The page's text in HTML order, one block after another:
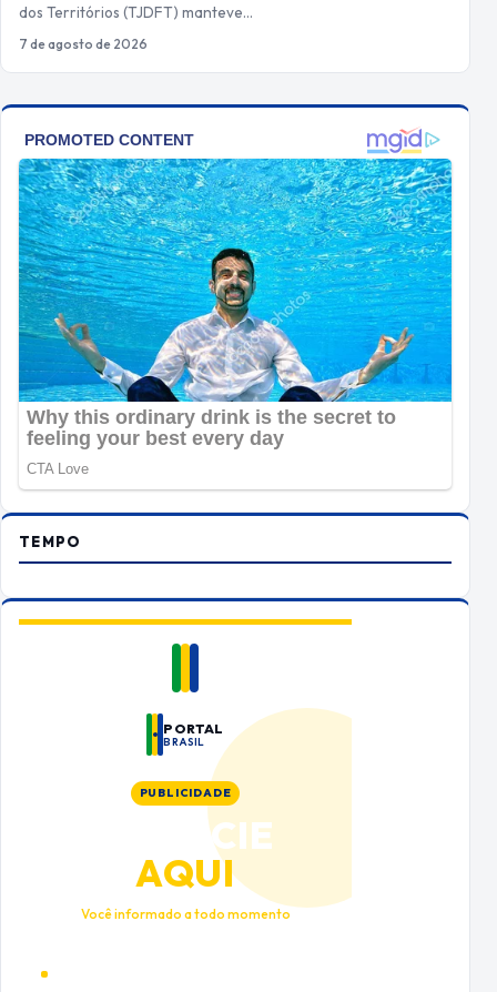
dos Territórios (TJDFT) manteve…
7 de agosto de 2026
TEMPO
PORTAL
BRASIL
PUBLICIDADE
ANUNCIE
AQUI
Você informado a todo momento